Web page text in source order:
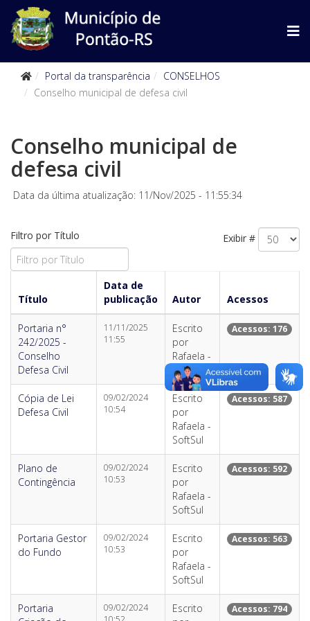
Portal da transparência
CONSELHOS
Conselho municipal de defesa civil
Conselho municipal de
defesa civil
Data da última atualização: 11/Nov/2025 - 11:55:34
Filtro por Título Exibir #
Título
Data de
publicação
Autor Acessos
Portaria n°
242/2025 -
Conselho
Defesa Civil
11/11/2025
11:55
Escrito
por
Rafaela -
SoftSul
Acessos: 176
Cópia de Lei
Defesa Civil
09/02/2024
10:54
Escrito
por
Rafaela -
SoftSul
Acessos: 587
Plano de
Contingência
09/02/2024
10:53
Escrito
por
Rafaela -
SoftSul
Acessos: 592
Portaria Gestor
do Fundo
09/02/2024
10:53
Escrito
por
Rafaela -
SoftSul
Acessos: 563
Portaria
09/02/2024
Escrito
Acessos: 794